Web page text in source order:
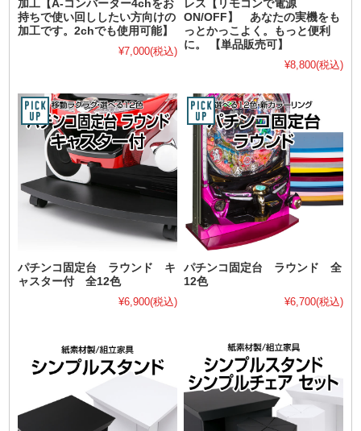
加工【A-コンバーター4chをお
持ちで使い回ししたい方向けの
加工です。2chでも使用可能】
¥7,000(税込)
レス【リモコンで電源
ON/OFF】 あなたの実機をも
っとかっこよく。もっと便利
に。 【単品販売可】
¥8,800(税込)
パチンコ固定台 ラウンド キ
ャスター付 全12色
¥6,900(税込)
パチンコ固定台 ラウンド 全
12色
¥6,700(税込)